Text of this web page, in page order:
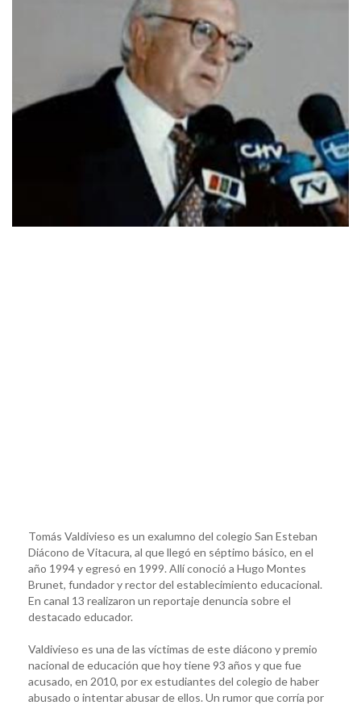
Tomás Valdivieso es un exalumno del colegio San Esteban
Diácono de Vitacura, al que llegó en séptimo básico, en el
año 1994 y egresó en 1999. Allí conoció a Hugo Montes
Brunet, fundador y rector del establecimiento educacional.
En canal 13 realizaron un reportaje denuncia sobre el
destacado educador.
Valdivieso es una de las víctimas de este diácono y premio
nacional de educación que hoy tiene 93 años y que fue
acusado, en 2010, por ex estudiantes del colegio de haber
abusado o intentar abusar de ellos. Un rumor que corría por